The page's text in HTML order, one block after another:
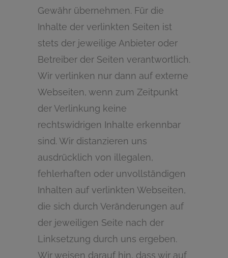
Gewähr übernehmen. Für die
Inhalte der verlinkten Seiten ist
stets der jeweilige Anbieter oder
Betreiber der Seiten verantwortlich.
Wir verlinken nur dann auf externe
Webseiten, wenn zum Zeitpunkt
der Verlinkung keine
rechtswidrigen Inhalte erkennbar
sind. Wir distanzieren uns
ausdrücklich von illegalen,
fehlerhaften oder unvollständigen
Inhalten auf verlinkten Webseiten,
die sich durch Veränderungen auf
der jeweiligen Seite nach der
Linksetzung durch uns ergeben.
Wir weisen darauf hin, dass wir auf